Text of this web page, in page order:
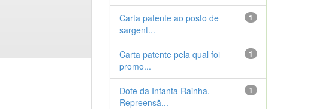
1
Carta patente ao posto de
sargent...
1
Carta patente pela qual foi
promo...
1
Dote da Infanta Rainha.
Repreensã...